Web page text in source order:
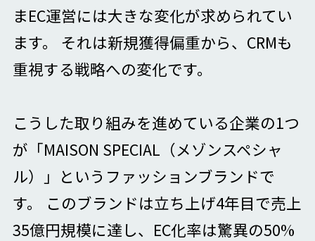
まEC運営には大きな変化が求められてい
ます。 それは新規獲得偏重から、CRMも
重視する戦略への変化です。
こうした取り組みを進めている企業の1つ
が「MAISON SPECIAL（メゾンスペシャ
ル）」というファッションブランドで
す。 このブランドは立ち上げ4年目で売上
35億円規模に達し、EC化率は驚異の50%